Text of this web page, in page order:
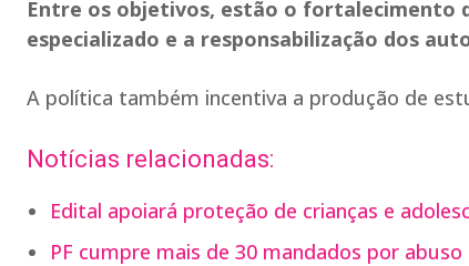
Entre os objetivos, estão o fortalecimento
especializado e a responsabilização dos
A política também incentiva a produção de
Notícias relacionadas:
Edital apoiará proteção de crianças e
PF cumpre mais de 30 mandados por